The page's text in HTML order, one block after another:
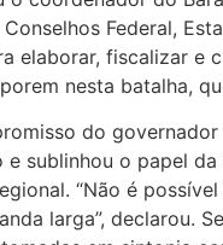
Federal,
elaborar, fiscalizar e
nesta batalha,
do governador
sublinhou o papel
“Não é
larga”, declarou.